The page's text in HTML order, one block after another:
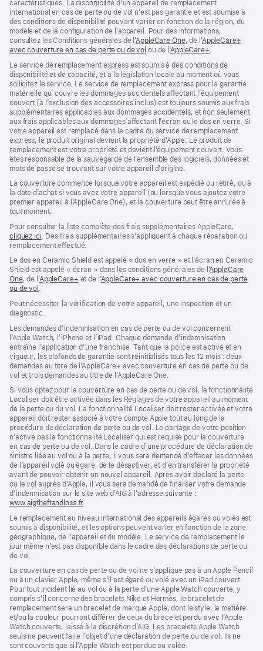
caractéristiques. La disponibilité d’un appareil de remplacement
international en cas de perte ou de vol n’est pas garantie et est soumise à
des conditions de disponibilité pouvant varier en fonction de la région, du
modèle et de la configuration de l’appareil. Pour des informations,
consultez les Conditions générales de l’AppleCare One(s’ouvre
dans
nouvelle
fenêtre)
, de l’AppleCare+
avec couverture en cas de perte ou de vol (s’ouvre
une
nouvelle
fenêtre)
ou de l’AppleCare+(s’ouvre
une
nouvelle
fenêtre)
.
Le service de remplacement express est soumis à des conditions de
disponibilité et de capacité, et à la législation locale au moment où vous
sollicitez le service. Le service de remplacement express pour la garantie
matérielle qui couvre les dommages accidentels affectant l’équipement
couvert (à l’exclusion des accessoires inclus) est toujours soumis aux frais
supplémentaires applicables aux dommages accidentels, et non seulement
aux frais applicables aux dommages affectant l’écran ou le dos en verre. Si
votre appareil est remplacé dans le cadre du service de remplacement
express, le produit original devient la propriété d’Apple. Le produit de
remplacement est votre propriété et devient l’équipement couvert. Vous
êtes responsable de la sauvegarde de l’ensemble des logiciels, données et
mots de passe se trouvant sur votre appareil d’origine.
La couverture commence lorsque votre appareil est expédié ou retiré, ou à
la date d’achat si vous avez votre appareil (ou lorsque vous ajoutez votre
premier appareil à l’AppleCare One), et la couverture peut être annulée à
tout moment.
Pour consulter la liste complète des frais supplémentaires AppleCare,
cliquez ici (s’ouvre
dans
nouvelle
fenêtre)
. Des frais supplémentaires s’appliquent à chaque réparation ou
remplacement effectué.
Le dos en Ceramic Shield est appelé « dos en verre » et l’écran en Ceramic
Shield est appelé « écran » dans les conditions générales de l’AppleCare
One(s’ouvre
dans
nouvelle
fenêtre)
, de l’AppleCare+ (s’ouvre
nouvelle
et de l’AppleCare+ avec couverture en cas de perte
ou de vol (s’ouvre
une
nouvelle
fenêtre)
.
Peut nécessiter la vérification de votre appareil, une inspection et un
diagnostic.
Les demandes d’indemnisation en cas de perte ou de vol concernent
l’Apple Watch, l’iPhone et l’iPad. Chaque demande d’indemnisation
entraîne l’application d’une franchise. Tant que la police est active et en
vigueur, les plafonds de garantie sont réinitialisés tous les 12 mois : deux
demandes au titre de l’AppleCare+ avec couverture en cas de perte ou de
vol et trois demandes au titre de l’AppleCare One.
Si vous optez pour la couverture en cas de perte ou de vol, la fonctionnalité
Localiser doit être activée dans les Réglages de votre appareil au moment
de la perte ou du vol. La fonctionnalité Localiser doit rester activée et votre
appareil doit rester associé à votre compte Apple tout au long de la
procédure de déclaration de perte ou de vol. Le partage de votre position
n’active pas la fonctionnalité Localiser qui est requise pour la couverture
en cas de perte ou de vol. Dans le cadre d’une procédure de déclaration de
sinistre liée au vol ou à la perte, il vous sera demandé d’effacer les données
de l’appareil volé ou égaré, de le désactiver, et d’en transférer la propriété
avant de pouvoir obtenir un nouvel appareil. Après avoir déclaré la perte
ou le vol auprès d’Apple, il vous sera demandé de finaliser votre demande
d’indemnisation sur le site web d’AIG à l’adresse suivante :
www.aigtheftandloss.fr
une
nouvelle
fenêtre)
Le remplacement au niveau international des appareils égarés ou volés est
soumis à disponibilité, et les options peuvent varier en fonction de la zone
géographique, de l’appareil et du modèle. Le service de remplacement le
jour même n’est pas disponible dans le cadre des déclarations de perte ou
de vol.
La couverture en cas de perte ou de vol ne s’applique pas à un Apple Pencil
ou à un clavier Apple, même s’il est égaré ou volé avec un iPad couvert.
Pour tout incident lié au vol ou à la perte d’une Apple Watch couverte, y
compris s’il concerne des bracelets Nike et Hermès, le bracelet de
remplacement sera un bracelet de marque Apple, dont le style, la matière
et/ou la couleur pourront différer de ceux du bracelet perdu avec l’Apple
Watch couverte, laissé à la discrétion d’AIG. Les bracelets Apple Watch
seuls ne peuvent faire l’objet d’une déclaration de perte ou de vol. Ils ne
sont couverts que si l’Apple Watch est perdue ou volée.